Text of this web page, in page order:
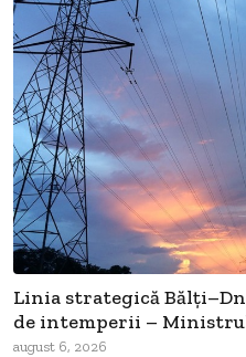
Linia strategică
de intemperii –
august 6, 2026